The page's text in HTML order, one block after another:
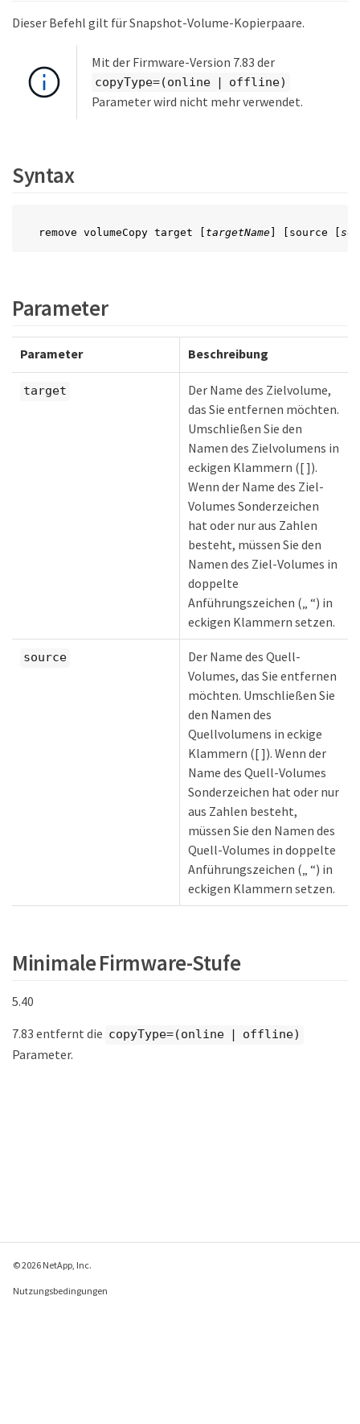
Dieser Befehl gilt für Snapshot-Volume-Kopierpaare.
Mit der Firmware-Version 7.83 der
copyType=(online | offline)
Parameter wird nicht mehr verwendet.
Syntax
remove volumeCopy target [ targetName] [source [
Parameter
Parameter Beschreibung
target
Der Name des Zielvolume,
das Sie entfernen möchten.
Umschließen Sie den
Namen des Zielvolumens in
eckigen Klammern ([ ]).
Wenn der Name des Ziel-
Volumes Sonderzeichen
hat oder nur aus Zahlen
besteht, müssen Sie den
Namen des Ziel-Volumes in
doppelte
Anführungszeichen („ “) in
eckigen Klammern setzen.
source
Der Name des Quell-
Volumes, das Sie entfernen
möchten. Umschließen Sie
den Namen des
Quellvolumens in eckige
Klammern ([ ]). Wenn der
Name des Quell-Volumes
Sonderzeichen hat oder nur
aus Zahlen besteht,
müssen Sie den Namen des
Quell-Volumes in doppelte
Anführungszeichen („ “) in
eckigen Klammern setzen.
Minimale Firmware-Stufe
5.40
7.83 entfernt die copyType=(online | offline)
Parameter.
© 2026 NetApp, Inc.
Nutzungsbedingungen